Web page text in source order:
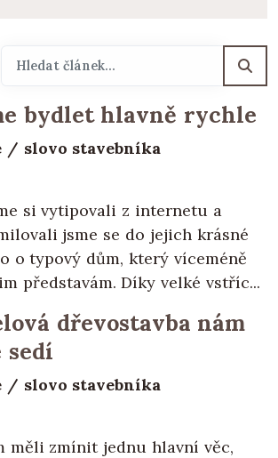
bydlet hlavně rychle
/ slovo stavebníka
si vytipovali z internetu a
jsme se do jejich krásné
o typový dům, který víceméně
představám. Díky velké vstříc...
dřevostavba nám
sedí
/ slovo stavebníka
měli zmínit jednu hlavní věc,